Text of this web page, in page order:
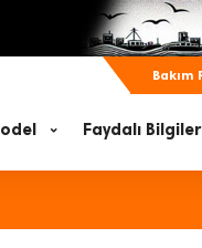
Bakım
Faydalı Bilgiler